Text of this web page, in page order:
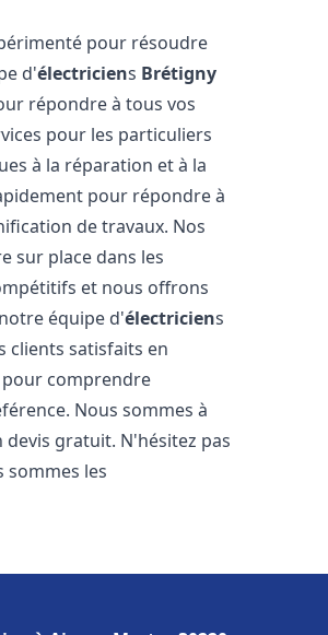
pour résoudre
d'électriciens Brétigny
répondre à tous vos
pour les particuliers
à la réparation et à la
pour répondre à
de travaux. Nos
sur place dans les
et nous offrons
équipe d'électriciens
clients satisfaits en
comprendre
Nous sommes à
gratuit. N'hésitez pas
les